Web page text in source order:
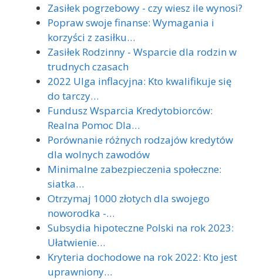
Zasiłek pogrzebowy - czy wiesz ile wynosi?
Popraw swoje finanse: Wymagania i
korzyści z zasiłku…
Zasiłek Rodzinny - Wsparcie dla rodzin w
trudnych czasach
2022 Ulga inflacyjna: Kto kwalifikuje się
do tarczy…
Fundusz Wsparcia Kredytobiorców:
Realna Pomoc Dla…
Porównanie różnych rodzajów kredytów
dla wolnych zawodów
Minimalne zabezpieczenia społeczne:
siatka…
Otrzymaj 1000 złotych dla swojego
noworodka -…
Subsydia hipoteczne Polski na rok 2023:
Ułatwienie…
Kryteria dochodowe na rok 2022: Kto jest
uprawniony…